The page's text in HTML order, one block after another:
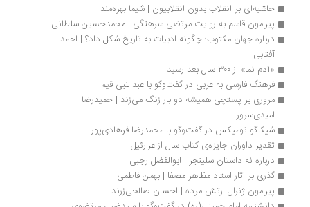
حاشیه‌ای بر انقلاب بدون انقلابیون | شیما بهره‌مند
پیرامون قاسم به روایت مرتضی سرهنگی | محمدحسین سلطانی
درباره جهان مکتوب؛ چگونه ادبیات به تاریخ شکل داد؟ | احمد
«آدم‌ نما» از ۳۰۰ سال بعد رسید
فرهنگ فارسی به عربی در گفت‌وگو با عبدالنبی قیم
مروری بر پستچی همیشه دو بار زنگ می‌زند | حمیدرضا
امیدی‌سرور
شیکاگو نومیکس در گفت‌وگو با محمدرضا فرهادی‌پور
تقدیر داوران جایزه‌ی کتاب سال از عزارئیل
درباره نه داستان سلینجر | ابوالفضل رجبی
گذری بر آثار استاد مظاهر مصفا | بهمن فاطمی
پیرامون ژنرال ارتش مرده | احسان صالحی‌زرند